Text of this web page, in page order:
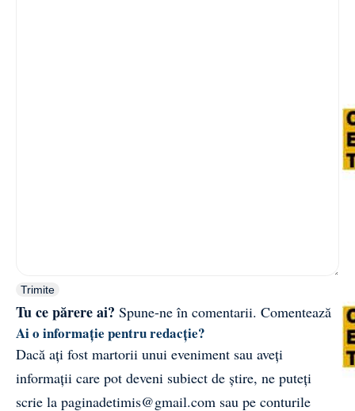
Trimite
Tu ce părere ai? Spune-ne în comentarii. Comentează
Ai o informație pentru redacție?
Dacă ați fost martorii unui eveniment sau aveți
informații care pot deveni subiect de știre, ne puteți
scrie la paginadetimis@gmail.com sau pe conturile